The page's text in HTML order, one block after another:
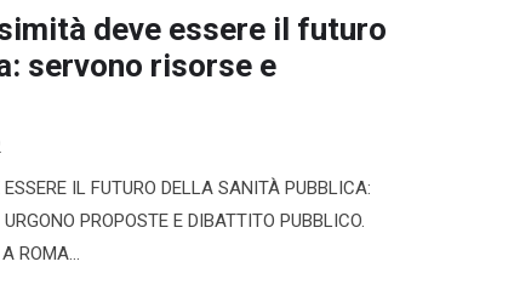
deve essere il futuro
servono risorse e
IL FUTURO DELLA SANITÀ PUBBLICA:
PROPOSTE E DIBATTITO PUBBLICO.
ROMA...